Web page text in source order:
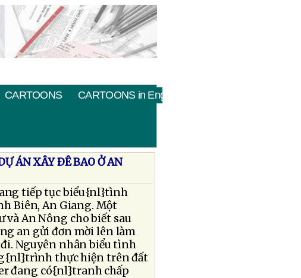
CARTOONS CARTOONS in English
ÁN XÂY ÐÊ BAO Ở AN
tiếp tục biểu{nl}tình
Biên, An Giang. Một
và An Nông cho biết sau
an gửi đơn mời lên làm
Nguyên nhân biểu tình
thực hiện trên đất
đang có{nl}tranh chấp